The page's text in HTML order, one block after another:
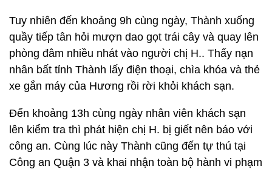
Tuy nhiên đến khoảng 9h cùng ngày, Thành xuống
quầy tiếp tân hỏi mượn dao gọt trái cây và quay lên
phòng đâm nhiều nhát vào người chị H.. Thấy nạn
nhân bất tỉnh Thành lấy điện thoại, chìa khóa và thẻ
xe gắn máy của Hương rồi rời khỏi khách sạn.
Đến khoảng 13h cùng ngày nhân viên khách sạn
lên kiểm tra thì phát hiện chị H. bị giết nên báo với
công an. Cùng lúc này Thành cũng đến tự thú tại
Công an Quận 3 và khai nhận toàn bộ hành vi phạm